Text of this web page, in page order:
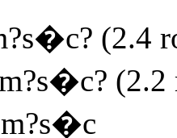
(2.4
(2.2